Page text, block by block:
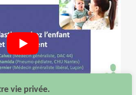
vie privée.